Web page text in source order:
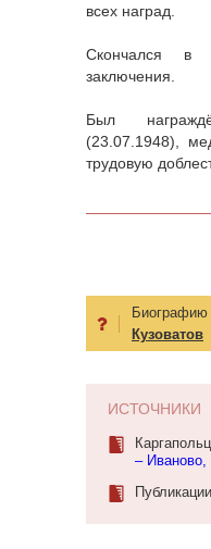
всех наград.
Скончался
заключения.
Был
(23.07.1948),
трудовую
Кузоватов
ИСТОЧНИКИ
– Иваново,